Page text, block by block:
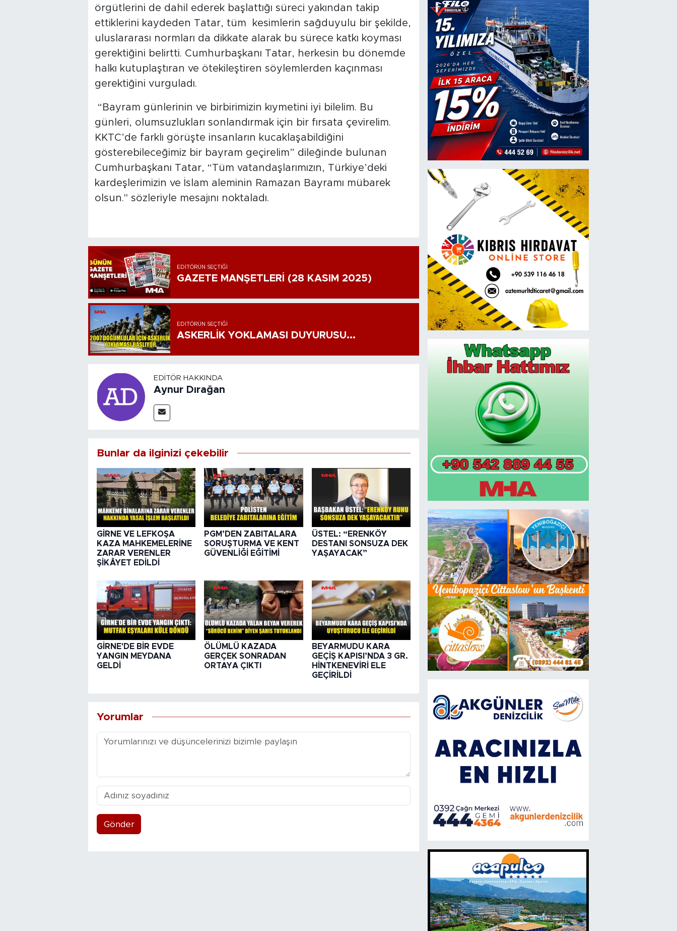
örgütlerini de dahil ederek başlattığı süreci yakından takip
ettiklerini kaydeden Tatar, tüm kesimlerin sağduyulu bir şekilde,
uluslararası normları da dikkate alarak bu sürece katkı koyması
gerektiğini belirtti. Cumhurbaşkanı Tatar, herkesin bu dönemde
halkı kutuplaştıran ve ötekileştiren söylemlerden kaçınması
gerektiğini vurguladı.
“Bayram günlerinin ve birbirimizin kıymetini iyi bilelim. Bu
günleri, olumsuzlukları sonlandırmak için bir fırsata çevirelim.
KKTC’de farklı görüşte insanların kucaklaşabildiğini
gösterebileceğimiz bir bayram geçirelim” dileğinde bulunan
Cumhurbaşkanı Tatar, “Tüm vatandaşlarımızın, Türkiye’deki
kardeşlerimizin ve İslam aleminin Ramazan Bayramı mübarek
olsun." sözleriyle mesajını noktaladı.
EDITÖRÜN SEÇTIĞI
GAZETE MANŞETLERİ (28 KASIM 2025)
EDITÖRÜN SEÇTIĞI
ASKERLİK YOKLAMASI DUYURUSU...
EDITÖR HAKKINDA
Aynur Dırağan
Bunlar da ilginizi çekebilir
GİRNE VE LEFKOŞA
KAZA MAHKEMELERİNE
ZARAR VERENLER
ŞİKÂYET EDİLDİ
PGM’DEN ZABITALARA
SORUŞTURMA VE KENT
GÜVENLİĞİ EĞİTİMİ
ÜSTEL: “ERENKÖY
DESTANI SONSUZA DEK
YAŞAYACAK”
GİRNE'DE BİR EVDE
YANGIN MEYDANA
GELDİ
ÖLÜMLÜ KAZADA
GERÇEK SONRADAN
ORTAYA ÇIKTI
BEYARMUDU KARA
GEÇİŞ KAPISI’NDA 3 GR.
HİNTKENEVİRİ ELE
GEÇİRİLDİ
Yorumlar
Gönder